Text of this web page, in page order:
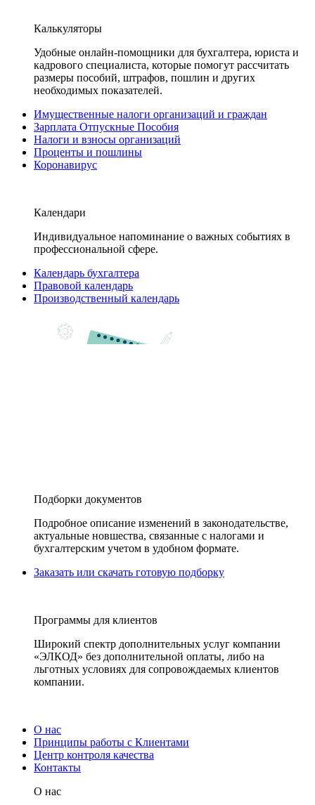
Калькуляторы
Удобные онлайн-помощники для бухгалтера, юриста и
кадрового специалиста, которые помогут рассчитать
размеры пособий, штрафов, пошлин и других
необходимых показателей.
Имущественные налоги организаций и граждан
Зарплата Отпускные Пособия
Налоги и взносы организаций
Проценты и пошлины
Коронавирус
Календари
Индивидуальное напоминание о важных событиях в
профессиональной сфере.
Календарь бухгалтера
Правовой календарь
Производственный календарь
Подборки документов
Подробное описание изменений в законодательстве,
актуальные новшества, связанные с налогами и
бухгалтерским учетом в удобном формате.
Заказать или скачать готовую подборку
Программы для клиентов
Широкий спектр дополнительных услуг компании
«ЭЛКОД» без дополнительной оплаты, либо на
льготных условиях для сопровождаемых клиентов
компании.
О нас
Принципы работы с Клиентами
Центр контроля качества
Контакты
О нас